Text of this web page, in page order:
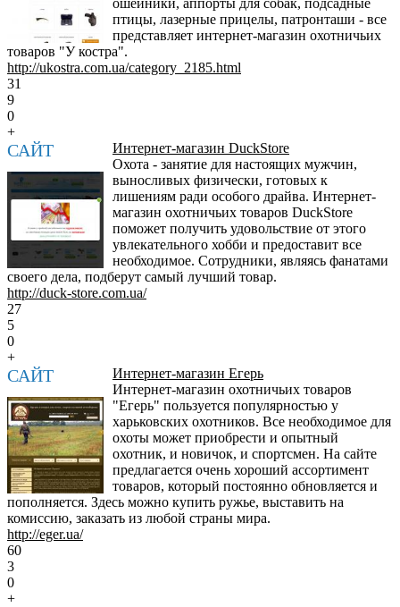
птицы, лазерные прицелы, патронташи - все
представляет интернет-магазин охотничьих
товаров "У костра".
http://ukostra.com.ua/category_2185.html
31
9
0
+
САЙТ
Интернет-магазин DuckStore
Охота - занятие для настоящих мужчин,
выносливых физически, готовых к
лишениям ради особого драйва. Интернет-
магазин охотничьих товаров DuckStore
поможет получить удовольствие от этого
увлекательного хобби и предоставит все
необходимое. Сотрудники, являясь фанатами
своего дела, подберут самый лучший товар.
http://duck-store.com.ua/
27
5
0
+
САЙТ
Интернет-магазин Егерь
Интернет-магазин охотничьих товаров
"Егерь" пользуется популярностью у
харьковских охотников. Все необходимое для
охоты может приобрести и опытный
охотник, и новичок, и спортсмен. На сайте
предлагается очень хороший ассортимент
товаров, который постоянно обновляется и
пополняется. Здесь можно купить ружье, выставить на
комиссию, заказать из любой страны мира.
http://eger.ua/
60
3
0
+